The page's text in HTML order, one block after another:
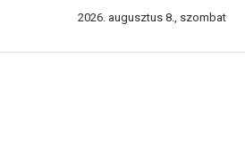
2026. augusztus 8., szombat